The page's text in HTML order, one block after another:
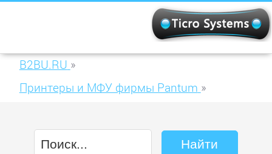
B2BU.RU »
Принтеры и МФУ фирмы Pantum »